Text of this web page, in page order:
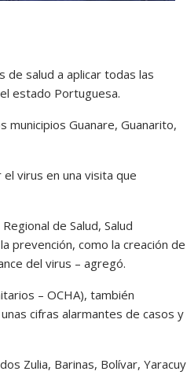
de salud a aplicar todas las
estado Portuguesa.
municipios Guanare, Guanarito,
virus en una visita que
de Salud, Salud
prevención, como la creación de
del virus – agregó.
– OCHA), también
cifras alarmantes de casos y
Zulia, Barinas, Bolívar, Yaracuy